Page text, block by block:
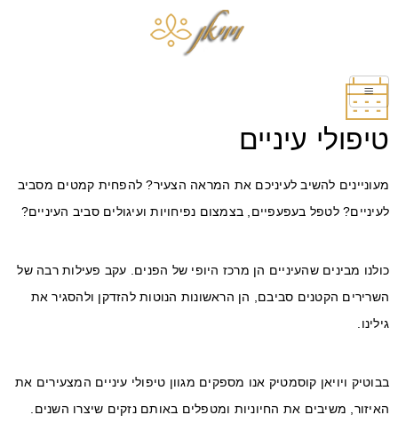
טיפולי עיניים
מעוניינים להשיב לעיניכם את המראה הצעיר? להפחית קמטים מסביב
לעיניים? לטפל בעפעפיים, בצמצום נפיחויות ועיגולים סביב העיניים?
כולנו מבינים שהעיניים הן מרכז היופי של הפנים. עקב פעילות רבה של
השרירים הקטנים סביבם, הן הראשונות הנוטות להזדקן ולהסגיר את
גילינו.
בבוטיק ויויאן קוסמטיק אנו מספקים מגוון טיפולי עיניים המצעירים את
האיזור, משיבים את החיוניות ומטפלים באותם נזקים שיצרו השנים.